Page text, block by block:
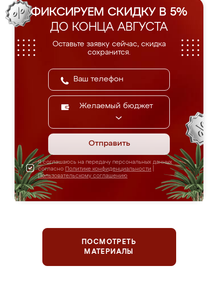
ФИКСИРУЕМ СКИДКУ В 5%
ДО КОНЦА АВГУСТА
Оставьте заявку сейчас, скидка
сохранится.
Желаемый бюджет
Отправить
Я соглашаюсь на передачу персональных данных
согласно Политике конфиденциальности
Пользовательскому соглашению
ПОСМОТРЕТЬ
МАТЕРИАЛЫ